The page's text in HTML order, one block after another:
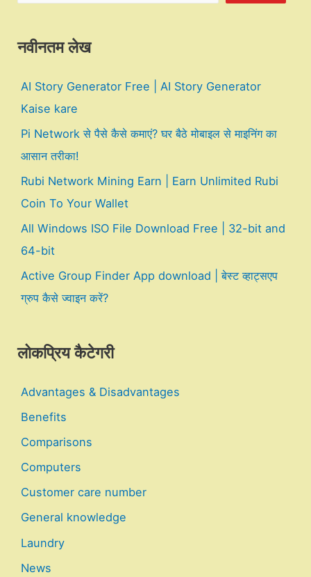
नवीनतम लेख
AI Story Generator Free | AI Story Generator
Kaise kare
Pi Network से पैसे कैसे कमाएं? घर बैठे मोबाइल से माइनिंग का
आसान तरीका!
Rubi Network Mining Earn | Earn Unlimited Rubi
Coin To Your Wallet
All Windows ISO File Download Free | 32-bit and
64-bit
Active Group Finder App download | बेस्ट व्हाट्सएप
ग्रुप कैसे ज्वाइन करें?
लोकप्रिय कैटेगरी
Advantages & Disadvantages
Benefits
Comparisons
Computers
Customer care number
General knowledge
Laundry
News